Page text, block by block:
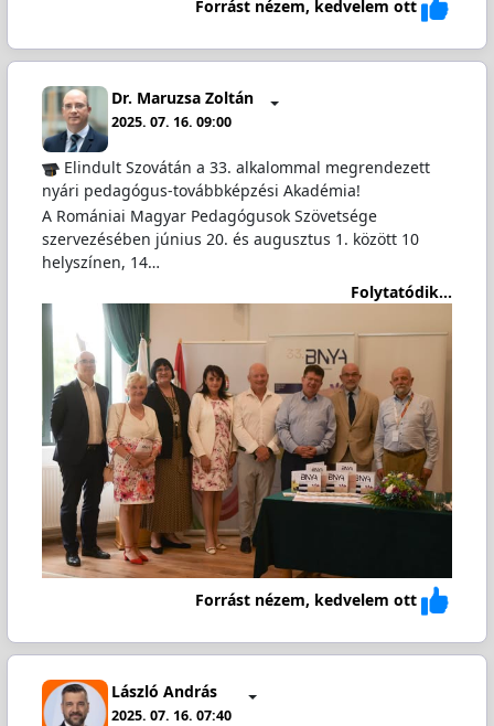
Forrást nézem, kedvelem ott
Dr. Maruzsa Zoltán
2025. 07. 16. 09:00
Elindult Szovátán a 33. alkalommal megrendezett
nyári pedagógus-továbbképzési Akadémia!
A Romániai Magyar Pedagógusok Szövetsége
szervezésében június 20. és augusztus 1. között 10
helyszínen, 14…
Folytatódik...
Forrást nézem, kedvelem ott
László András
2025. 07. 16. 07:40